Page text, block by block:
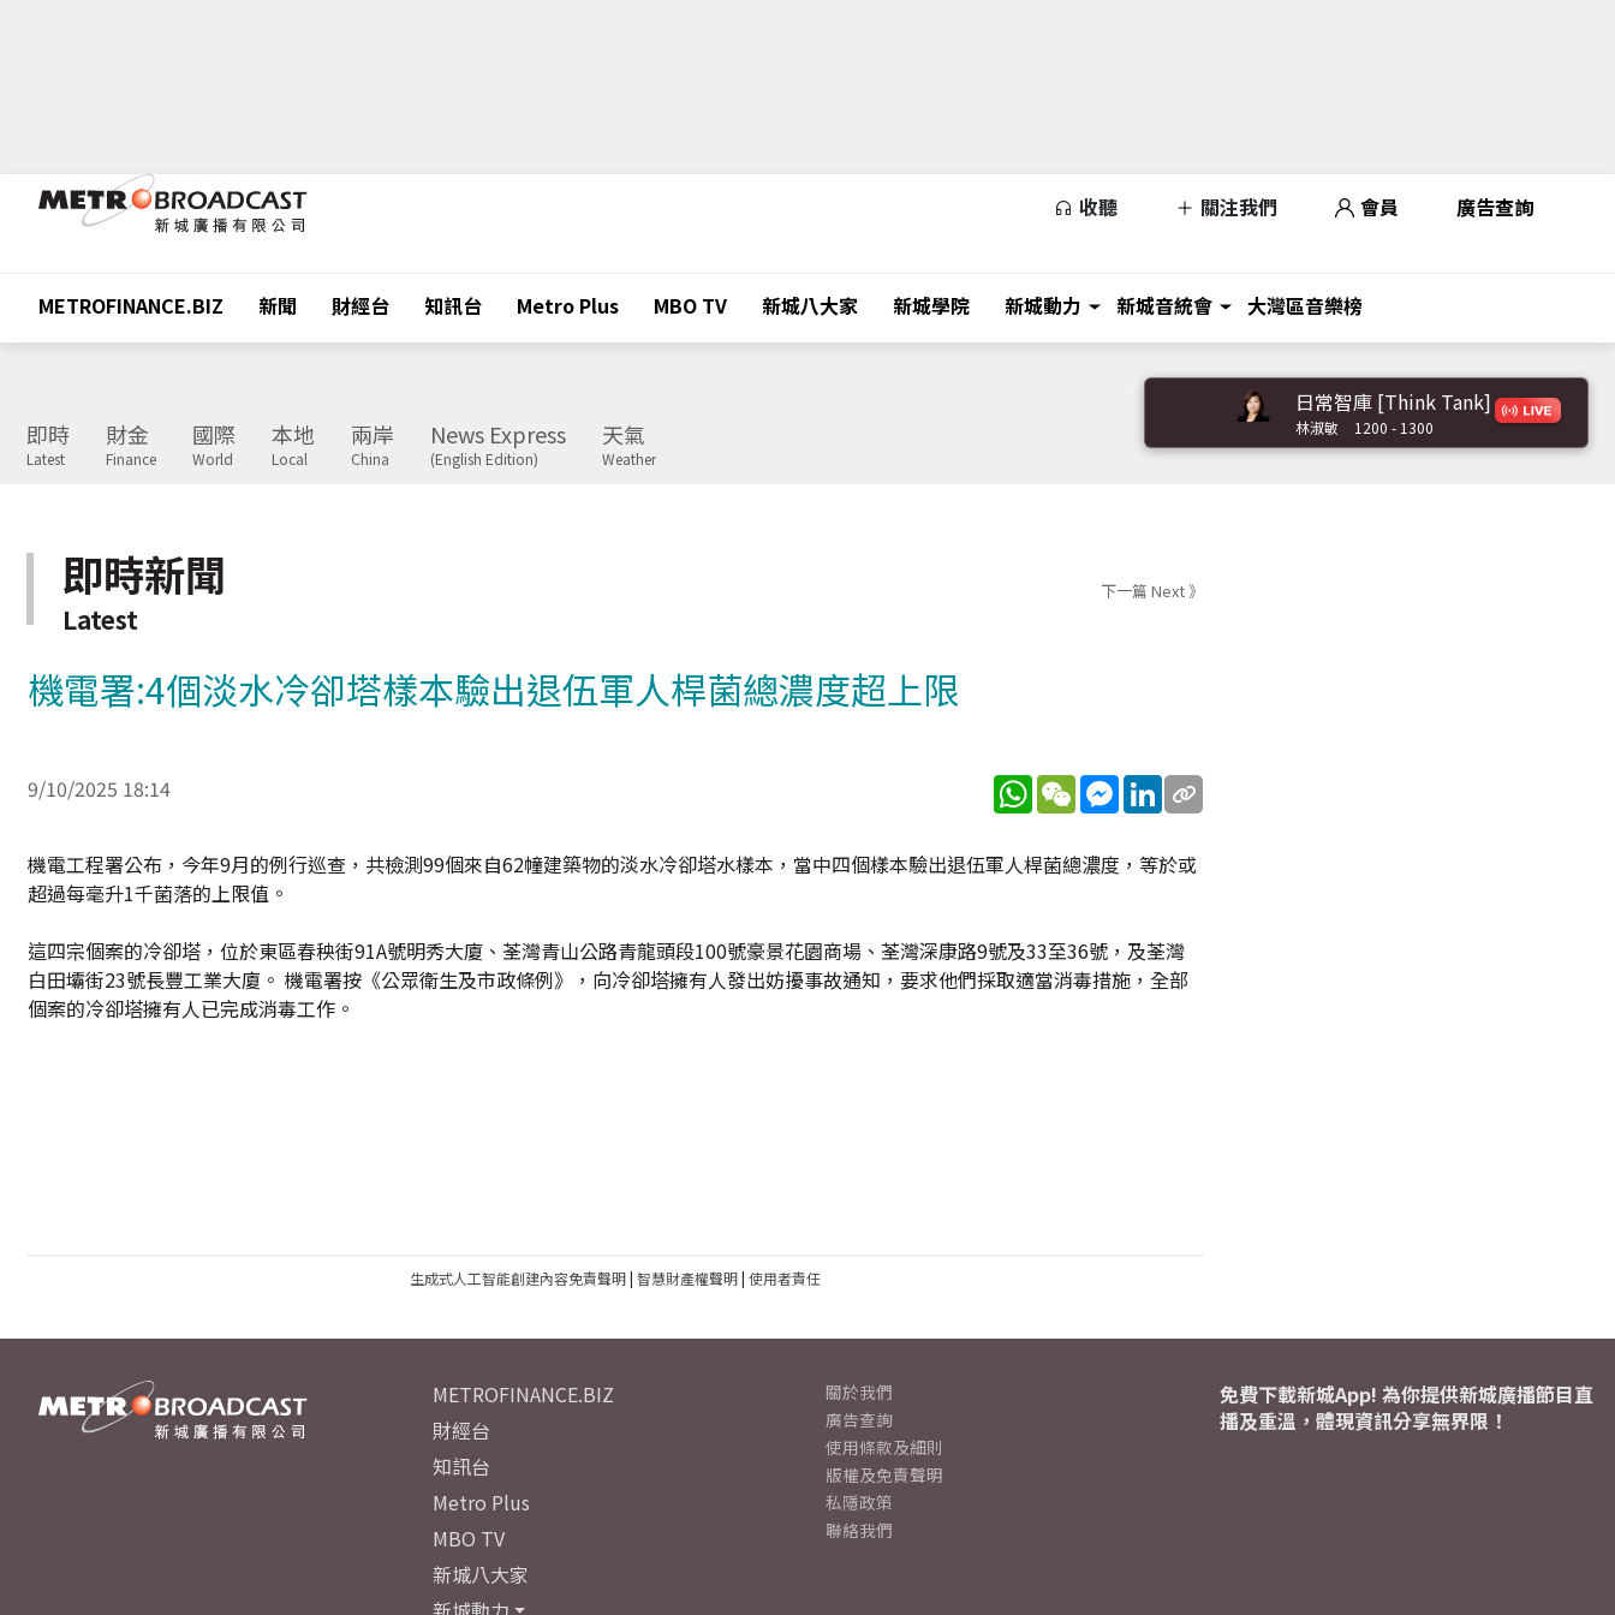
收聽 關注我們 會員 廣告查詢
METROFINANCE.BIZ 新聞 財經台 知訊台 Metro Plus MBO TV 新城八大家 新城學院 新城動力 新城音統會 大灣區音樂榜
即時
Latest
財金
Finance
國際
World
本地
Local
兩岸
China
News Express
(English Edition)
天氣
Weather
日常智庫 [Think Tank]
林淑敏 1200 - 1300
即時新聞
Latest
下一篇 Next 》
機電署:4個淡水冷卻塔樣本驗出退伍軍人桿菌總濃度超上限
9/10/2025 18:14 WhatsApp
WeChatMessenger
LinkedIn
機電工程署公布，今年9月的例行巡查，共檢測99個來自62幢建築物的淡水冷卻塔水樣本，當中四個樣本驗出退伍軍人桿菌總濃度，等於或
超過每毫升1千菌落的上限值。
這四宗個案的冷卻塔，位於東區春秧街91A號明秀大廈、荃灣青山公路青龍頭段100號豪景花園商場、荃灣深康路9號及33至36號，及荃灣
白田壩街23號長豐工業大廈。 機電署按《公眾衛生及市政條例》，向冷卻塔擁有人發出妨擾事故通知，要求他們採取適當消毒措施，全部
個案的冷卻塔擁有人已完成消毒工作。
生成式人工智能創建內容免責聲明| 智慧財產權聲明| 使用者責任
METROFINANCE.BIZ
財經台
知訊台
Metro Plus
MBO TV
新城八大家
關於我們
廣告查詢
使用條款及細則
版權及免責聲明
私隱政策
聯絡我們
免費下載新城App! 為你提供新城廣播節目直
播及重溫，體現資訊分享無界限！